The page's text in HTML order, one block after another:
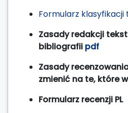
Formularz
Zasady redakcji
bibliografii pdf
Zasady
zmienić na te, które
Formularz recenzji PL